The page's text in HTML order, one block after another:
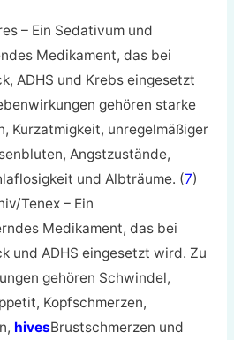
– Ein Sedativum und
Medikament, das bei
ADHS und Krebs eingesetzt
gehören starke
Kurzatmigkeit, unregelmäßiger
Angstzustände,
und Albträume. (7)
Tenex – Ein
Medikament, das bei
und ADHS eingesetzt wird. Zu
gehören Schwindel,
Kopfschmerzen,
hivesBrustschmerzen und